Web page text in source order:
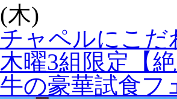
(木)
チャペルにこ
木曜3組限定【
牛の豪華試食フ